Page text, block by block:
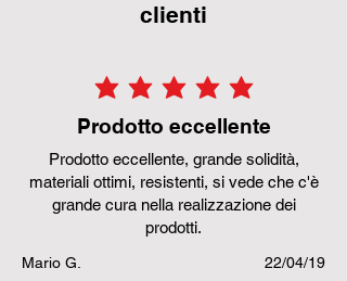
clienti
la valutazione media è 5 su
Prodotto eccellente
Prodotto eccellente, grande solidità,
materiali ottimi, resistenti, si vede che c'è
grande cura nella realizzazione dei
prodotti.
Mario G. 22/04/19